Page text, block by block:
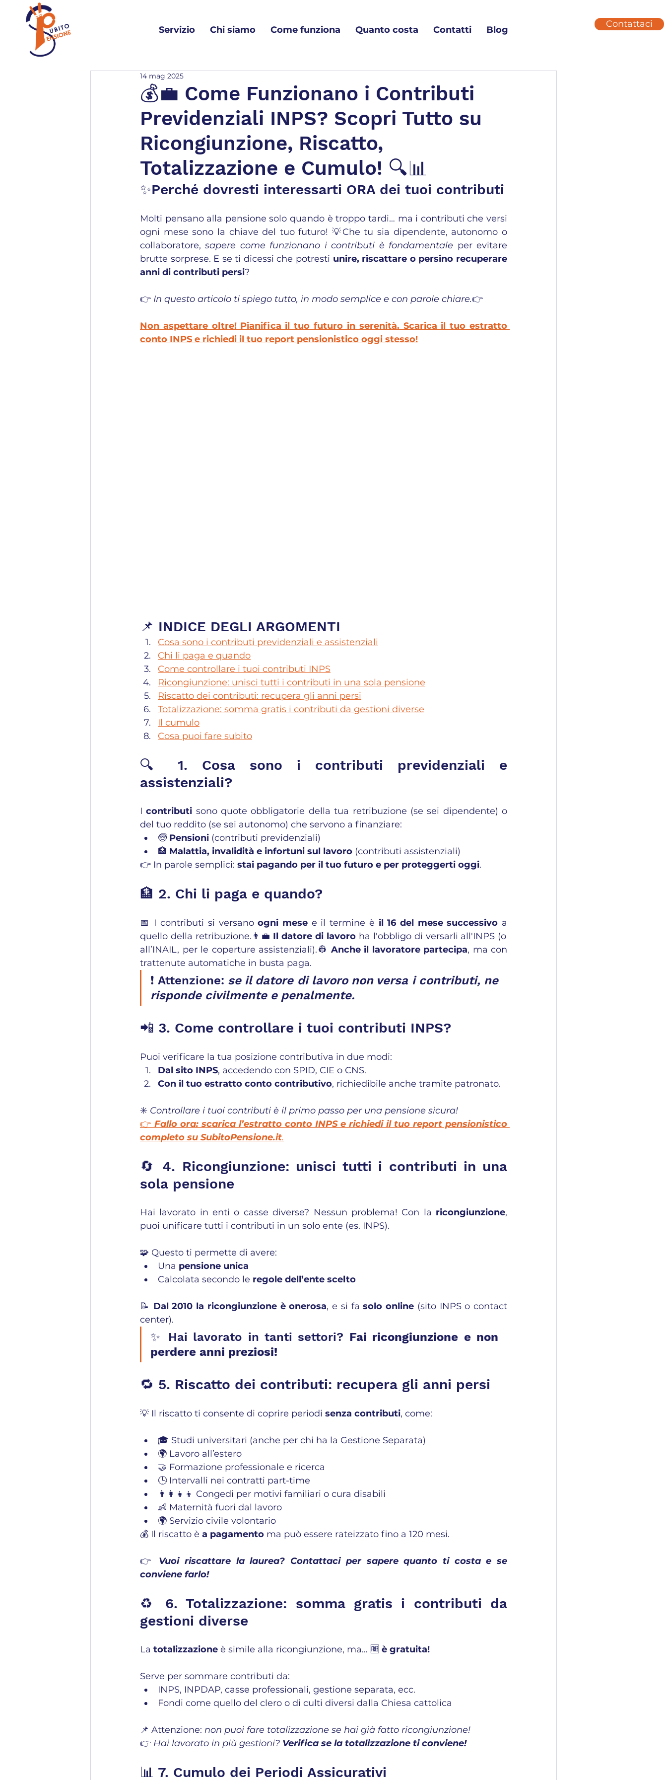
Servizio Chi siamo Come funziona Quanto costa Contatti Blog
Contattaci
💰💼 Come Funzionano i Contributi
Previdenziali INPS? Scopri Tutto su
Ricongiunzione, Riscatto,
Totalizzazione e Cumulo! 🔍📊
14 mag 2025
✨Perché dovresti interessarti ORA dei tuoi contributi
Molti pensano alla pensione solo quando è troppo tardi… ma i contributi che versi
ogni mese sono la chiave del tuo futuro! 💡Che tu sia dipendente, autonomo o
collaboratore, sapere come funzionano i contributi è fondamentale per evitare
brutte sorprese. E se ti dicessi che potresti unire, riscattare o persino recuperare
anni di contributi persi?
👉 In questo articolo ti spiego tutto, in modo semplice e con parole chiare.👉
Non aspettare oltre! Pianifica il tuo futuro in serenità. Scarica il tuo estratto
conto INPS e richiedi il tuo report pensionistico oggi stesso!
📌 INDICE DEGLI ARGOMENTI
Cosa sono i contributi previdenziali e assistenziali
Chi li paga e quando
Come controllare i tuoi contributi INPS
Ricongiunzione: unisci tutti i contributi in una sola pensione
Riscatto dei contributi: recupera gli anni persi
Totalizzazione: somma gratis i contributi da gestioni diverse
Il cumulo
Cosa puoi fare subito
🔍 1. Cosa sono i contributi previdenziali e
assistenziali?
I contributi sono quote obbligatorie della tua retribuzione (se sei dipendente) o
del tuo reddito (se sei autonomo) che servono a finanziare:
🧓 Pensioni (contributi previdenziali)
🏥 Malattia, invalidità e infortuni sul lavoro (contributi assistenziali)
👉 In parole semplici: stai pagando per il tuo futuro e per proteggerti oggi.
🏦 2. Chi li paga e quando?
📅 I contributi si versano ogni mese e il termine è il 16 del mese successivo a
quello della retribuzione.👨‍💼 Il datore di lavoro ha l'obbligo di versarli all'INPS (o
all’INAIL, per le coperture assistenziali).👷 Anche il lavoratore partecipa, ma con
trattenute automatiche in busta paga.
❗ Attenzione: se il datore di lavoro non versa i contributi, ne
risponde civilmente e penalmente.
📲 3. Come controllare i tuoi contributi INPS?
Puoi verificare la tua posizione contributiva in due modi:
Dal sito INPS, accedendo con SPID, CIE o CNS.
Con il tuo estratto conto contributivo, richiedibile anche tramite patronato.
✳️ Controllare i tuoi contributi è il primo passo per una pensione sicura!
👉 Fallo ora: scarica l’estratto conto INPS e richiedi il tuo report pensionistico
completo su SubitoPensione.it.
🔄 4. Ricongiunzione: unisci tutti i contributi in una
sola pensione
Hai lavorato in enti o casse diverse? Nessun problema! Con la ricongiunzione,
puoi unificare tutti i contributi in un solo ente (es. INPS).
🧩 Questo ti permette di avere:
Una pensione unica
Calcolata secondo le regole dell’ente scelto
📝 Dal 2010 la ricongiunzione è onerosa, e si fa solo online (sito INPS o contact
center).
✨ Hai lavorato in tanti settori? Fai ricongiunzione e non
perdere anni preziosi!
🔁 5. Riscatto dei contributi: recupera gli anni persi
💡 Il riscatto ti consente di coprire periodi senza contributi, come:
🎓 Studi universitari (anche per chi ha la Gestione Separata)
🌍 Lavoro all’estero
🤝 Formazione professionale e ricerca
🕒 Intervalli nei contratti part-time
👨‍👩‍👧‍👦 Congedi per motivi familiari o cura disabili
👶 Maternità fuori dal lavoro
🌍 Servizio civile volontario
💰 Il riscatto è a pagamento ma può essere rateizzato fino a 120 mesi.
👉 Vuoi riscattare la laurea? Contattaci per sapere quanto ti costa e se
conviene farlo!
♻️ 6. Totalizzazione: somma gratis i contributi da
gestioni diverse
La totalizzazione è simile alla ricongiunzione, ma… 🆓 è gratuita!
Serve per sommare contributi da:
INPS, INPDAP, casse professionali, gestione separata, ecc.
Fondi come quello del clero o di culti diversi dalla Chiesa cattolica
📌 Attenzione: non puoi fare totalizzazione se hai già fatto ricongiunzione!
👉 Hai lavorato in più gestioni? Verifica se la totalizzazione ti conviene!
📊 7. Cumulo dei Periodi Assicurativi